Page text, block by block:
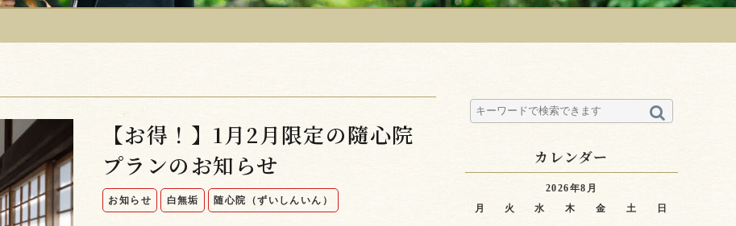
【お得！】1月2月限定の隨心院
プランのお知らせ
お知らせ 白無垢 随心院（ずいしんいん）
カレンダー
2026年8月
月
火 水 木 金 土 日